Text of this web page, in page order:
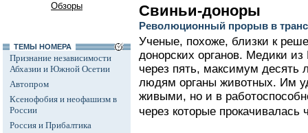
Обзоры
ТЕМЫ НОМЕРА
Признание независимости
Абхазии и Южной Осетии
Автопром
Ксенофобия и неофашизм в
России
Россия и Прибалтика
Свиньи-доноры
Революционный прорыв в
Ученые, похоже, близки к
донорских органов. Медики
через пять, максимум десять
людям органы животных. Им
живыми, но и в
через которые прокачивалась